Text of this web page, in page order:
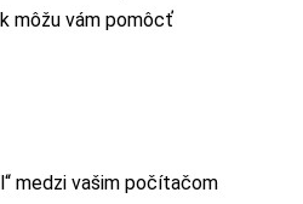
môžu vám pomôcť
medzi vašim počítačom